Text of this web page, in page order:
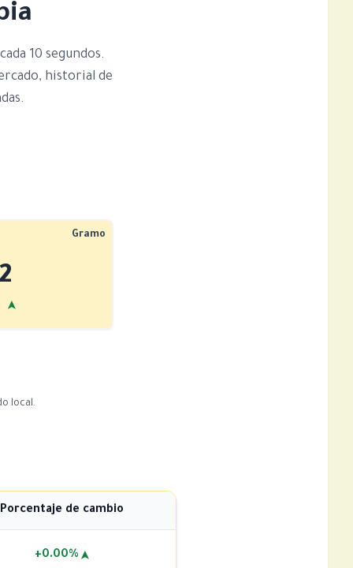
10 segundos.
historial de
Gramo
➤
local.
Porcentaje de cambio
+0.00% ➤